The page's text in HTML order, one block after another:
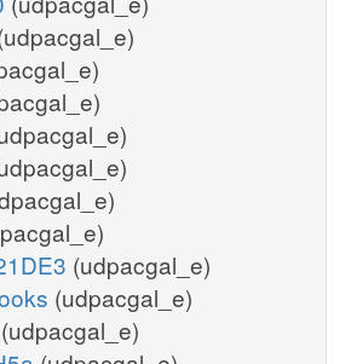
(udpacgal_e)
(udpacgal_e)
(udpacgal_e)